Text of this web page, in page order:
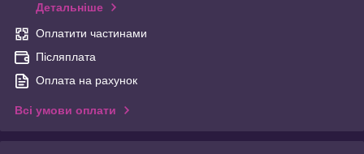
Детальніше
Оплатити частинами
Післяплата
Оплата на рахунок
Всі умови оплати